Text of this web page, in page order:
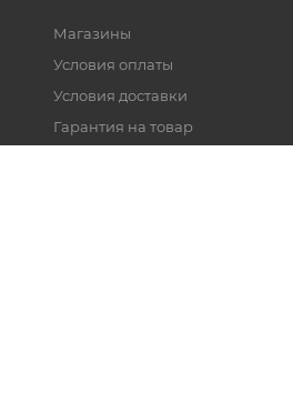
Магазины
Условия оплаты
Условия доставки
Гарантия на товар